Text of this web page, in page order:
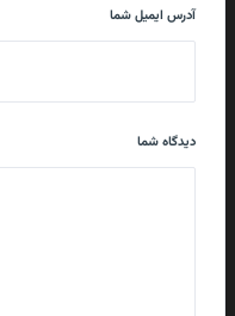
آدرس ایمیل شما
دیدگاه شما